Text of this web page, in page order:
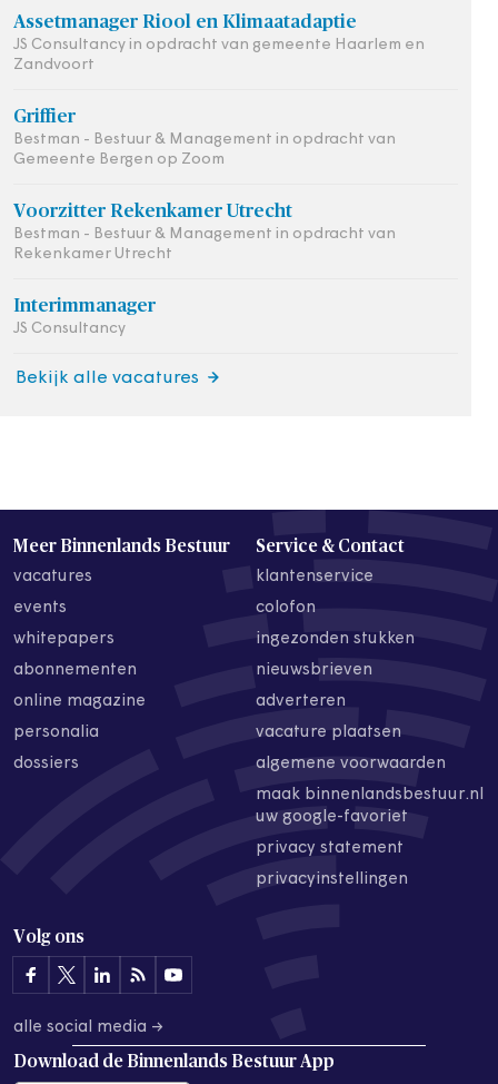
Assetmanager Riool en Klimaatadaptie
JS Consultancy in opdracht van gemeente Haarlem en
Zandvoort
Griffier
Bestman - Bestuur & Management in opdracht van
Gemeente Bergen op Zoom
Voorzitter Rekenkamer Utrecht
Bestman - Bestuur & Management in opdracht van
Rekenkamer Utrecht
Interimmanager
JS Consultancy
Bekijk alle vacatures
Meer Binnenlands Bestuur
vacatures
events
whitepapers
abonnementen
online magazine
personalia
dossiers
Service & Contact
klantenservice
colofon
ingezonden stukken
nieuwsbrieven
adverteren
vacature plaatsen
algemene voorwaarden
maak binnenlandsbestuur.nl
uw google-favoriet
privacy statement
privacyinstellingen
Volg ons
alle social media →
Download de Binnenlands Bestuur App